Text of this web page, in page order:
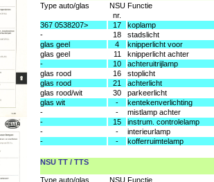
Type auto/glas NSU Functie
nr.
367 0538207>
17 koplamp
-
18 stadslicht
glas geel
4 knipperlicht voor
glas geel
11 knipperlicht achter
-
10 achteruitrijlamp
glas rood
16 stoplicht
glas rood
21 achterlicht
glas rood/wit
30 parkeerlicht
glas wit
- kentekenverlichting
-
- mistlamp achter
-
15 instrum. controlelamp
-
- interieurlamp
-
- kofferruimtelamp
NSU TT / TTS
Type auto/glas NSU Functie